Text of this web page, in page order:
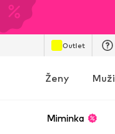
Outlet
Ženy Muži
Miminka